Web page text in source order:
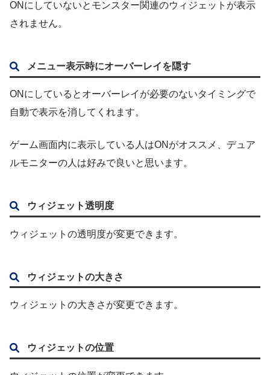
ONにしていないとモンスター関連のウィジェットが表示
されません。
メニュー表示時にオーバーレイを隠す
ONにしているとオーバーレイが必要のないタイミングで
自動で表示を消してくれます。
ゲーム画面内に表示している人はONがオススメ、デュア
ルモニターの人は好みで良いと思います。
ウィジェット透明度
ウィジェットの透明度が変更できます。
ウィジェットの大きさ
ウィジェットの大きさが変更できます。
ウィジェットの位置